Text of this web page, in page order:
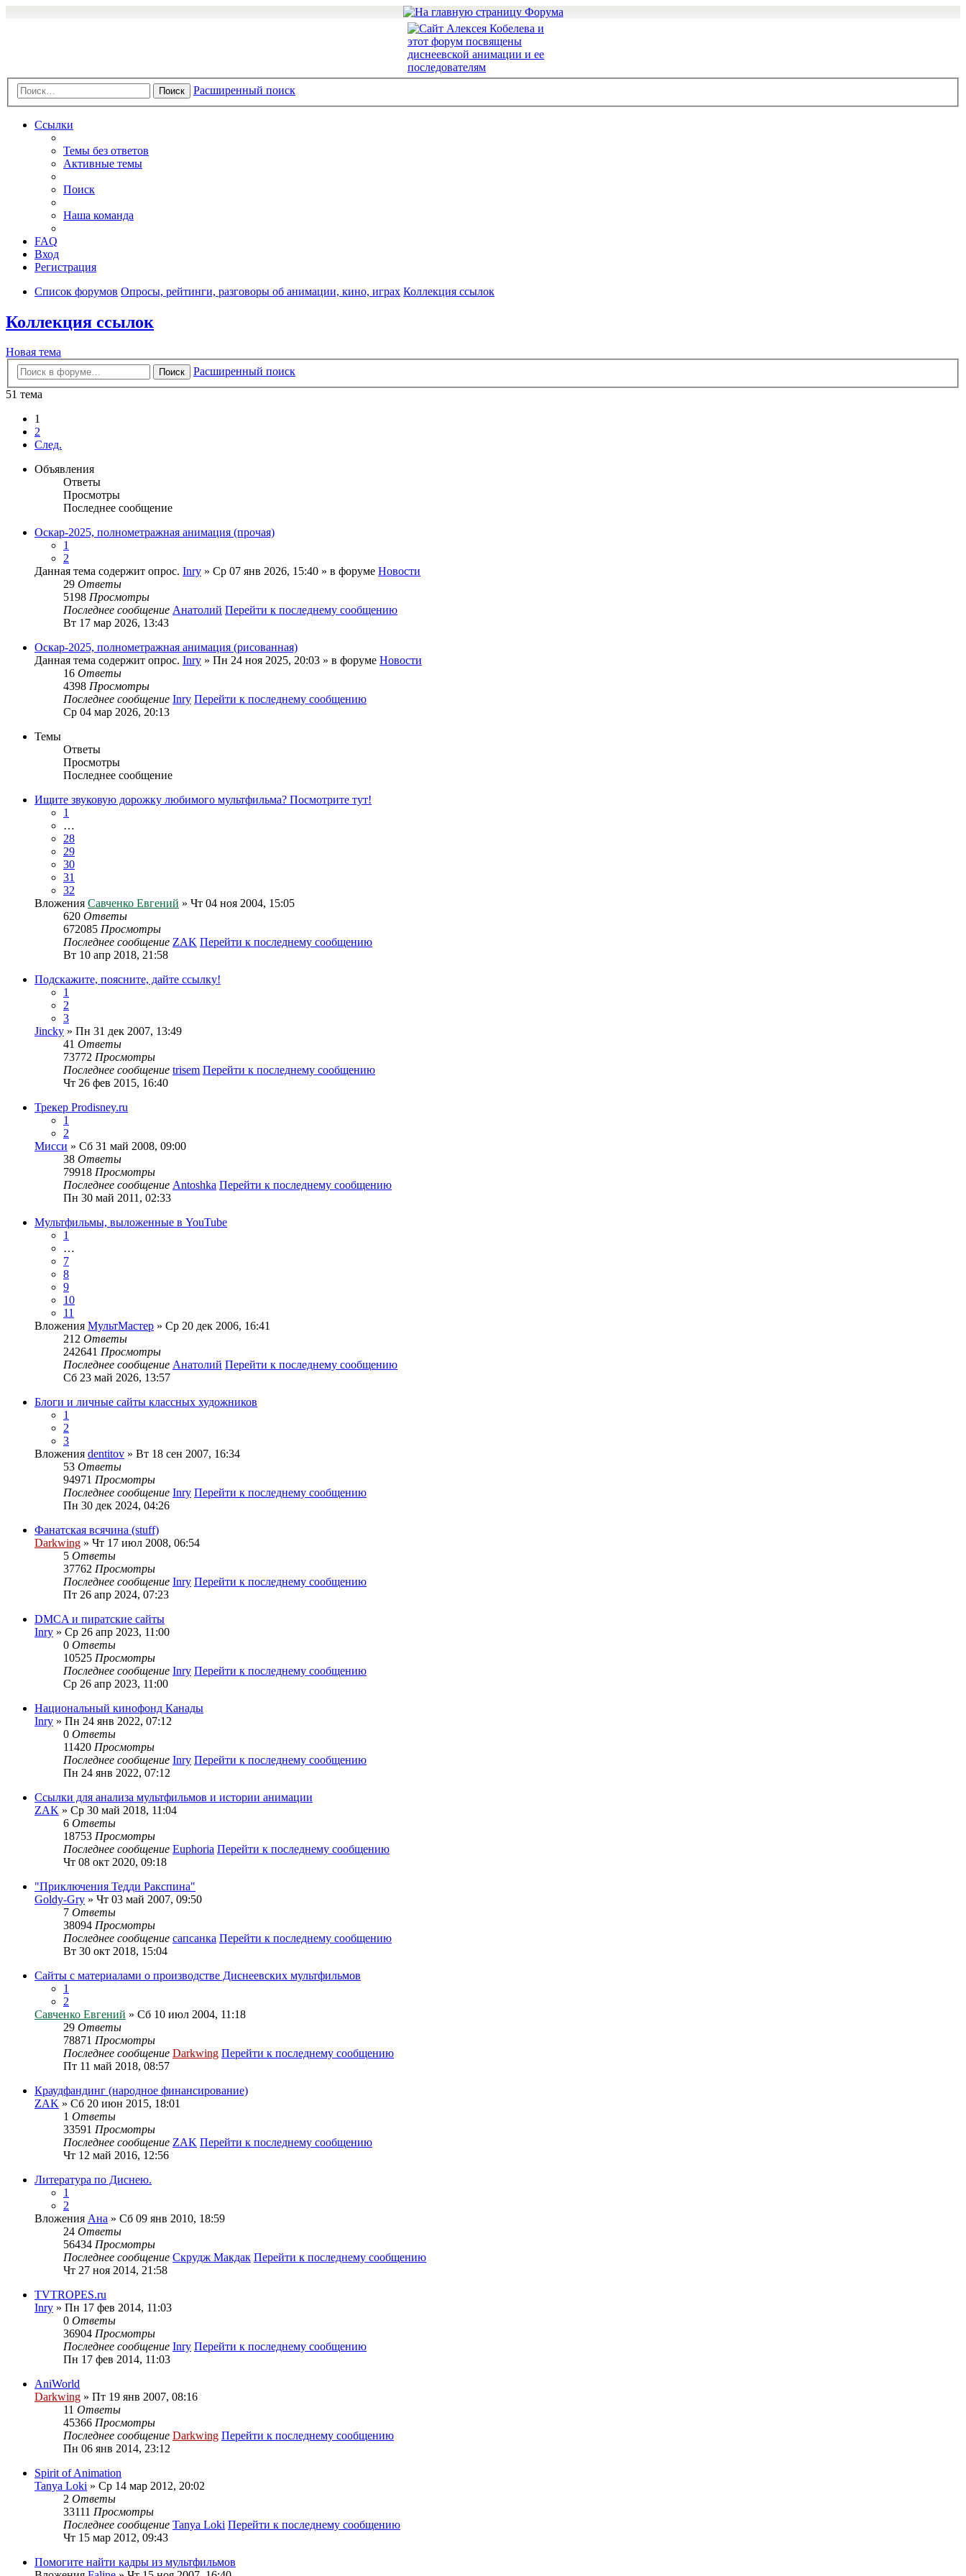
Поиск Расширенный поиск
Ссылки
Темы без ответов
Активные темы
Поиск
Наша команда
FAQ
Вход
Регистрация
Список форумов Опросы, рейтинги, разговоры об анимации, кино, играх Коллекция ссылок
Коллекция ссылок
Новая тема
Поиск
Расширенный поиск
51 тема
1
2
След.
Объявления
Ответы
Просмотры
Последнее сообщение
Оскар-2025, полнометражная анимация (прочая)
1
2
Данная тема содержит опрос. Inry » Ср 07 янв 2026, 15:40 » в форуме Новости
29 Ответы
5198 Просмотры
Последнее сообщение Анатолий Перейти к последнему сообщению
Вт 17 мар 2026, 13:43
Оскар-2025, полнометражная анимация (рисованная)
Данная тема содержит опрос. Inry » Пн 24 ноя 2025, 20:03 » в форуме Новости
16 Ответы
4398 Просмотры
Последнее сообщение Inry Перейти к последнему сообщению
Ср 04 мар 2026, 20:13
Темы
Ответы
Просмотры
Последнее сообщение
Ищите звуковую дорожку любимого мультфильма? Посмотрите тут!
1
…
28
29
30
31
32
Вложения Савченко Евгений » Чт 04 ноя 2004, 15:05
620 Ответы
672085 Просмотры
Последнее сообщение ZAK Перейти к последнему сообщению
Вт 10 апр 2018, 21:58
Подскажите, поясните, дайте ссылку!
1
2
3
Jincky » Пн 31 дек 2007, 13:49
41 Ответы
73772 Просмотры
Последнее сообщение trisem Перейти к последнему сообщению
Чт 26 фев 2015, 16:40
Трекер Prodisney.ru
1
2
Мисси » Сб 31 май 2008, 09:00
38 Ответы
79918 Просмотры
Последнее сообщение Antoshka Перейти к последнему сообщению
Пн 30 май 2011, 02:33
Мультфильмы, выложенные в YouTube
1
…
7
8
9
10
11
Вложения МультМастер » Ср 20 дек 2006, 16:41
212 Ответы
242641 Просмотры
Последнее сообщение Анатолий Перейти к последнему сообщению
Сб 23 май 2026, 13:57
Блоги и личные сайты классных художников
1
2
3
Вложения dentitov » Вт 18 сен 2007, 16:34
53 Ответы
94971 Просмотры
Последнее сообщение Inry Перейти к последнему сообщению
Пн 30 дек 2024, 04:26
Фанатская всячина (stuff)
Darkwing » Чт 17 июл 2008, 06:54
5 Ответы
37762 Просмотры
Последнее сообщение Inry Перейти к последнему сообщению
Пт 26 апр 2024, 07:23
DMCA и пиратские сайты
Inry » Ср 26 апр 2023, 11:00
0 Ответы
10525 Просмотры
Последнее сообщение Inry Перейти к последнему сообщению
Ср 26 апр 2023, 11:00
Национальный кинофонд Канады
Inry » Пн 24 янв 2022, 07:12
0 Ответы
11420 Просмотры
Последнее сообщение Inry Перейти к последнему сообщению
Пн 24 янв 2022, 07:12
Ссылки для анализа мультфильмов и истории анимации
ZAK » Ср 30 май 2018, 11:04
6 Ответы
18753 Просмотры
Последнее сообщение Euphoria Перейти к последнему сообщению
Чт 08 окт 2020, 09:18
"Приключения Тедди Ракспина"
Goldy-Gry » Чт 03 май 2007, 09:50
7 Ответы
38094 Просмотры
Последнее сообщение сапсанка Перейти к последнему сообщению
Вт 30 окт 2018, 15:04
Сайты с материалами о производстве Диснеевских мультфильмов
1
2
Савченко Евгений » Сб 10 июл 2004, 11:18
29 Ответы
78871 Просмотры
Последнее сообщение Darkwing Перейти к последнему сообщению
Пт 11 май 2018, 08:57
Краудфандинг (народное финансирование)
ZAK » Сб 20 июн 2015, 18:01
1 Ответы
33591 Просмотры
Последнее сообщение ZAK Перейти к последнему сообщению
Чт 12 май 2016, 12:56
Литература по Диснею.
1
2
Вложения Ана » Сб 09 янв 2010, 18:59
24 Ответы
56434 Просмотры
Последнее сообщение Скрудж Макдак Перейти к последнему сообщению
Чт 27 ноя 2014, 21:58
TVTROPES.ru
Inry » Пн 17 фев 2014, 11:03
0 Ответы
36904 Просмотры
Последнее сообщение Inry Перейти к последнему сообщению
Пн 17 фев 2014, 11:03
AniWorld
Darkwing » Пт 19 янв 2007, 08:16
11 Ответы
45366 Просмотры
Последнее сообщение Darkwing Перейти к последнему сообщению
Пн 06 янв 2014, 23:12
Spirit of Animation
Tanya Loki » Ср 14 мар 2012, 20:02
2 Ответы
33111 Просмотры
Последнее сообщение Tanya Loki Перейти к последнему сообщению
Чт 15 мар 2012, 09:43
Помогите найти кадры из мультфильмов